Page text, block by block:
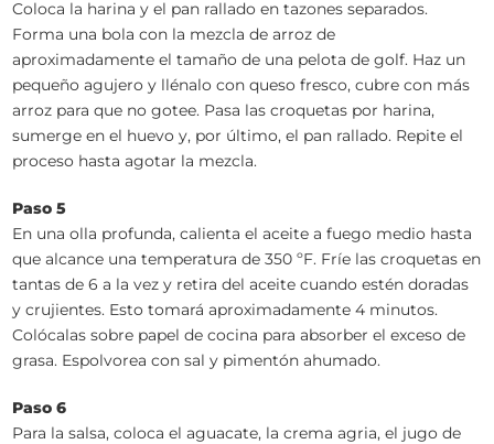
Coloca la harina y el pan rallado en tazones separados.
Forma una bola con la mezcla de arroz de
aproximadamente el tamaño de una pelota de golf. Haz un
pequeño agujero y llénalo con queso fresco, cubre con más
arroz para que no gotee. Pasa las croquetas por harina,
sumerge en el huevo y, por último, el pan rallado. Repite el
proceso hasta agotar la mezcla.
Paso 5
En una olla profunda, calienta el aceite a fuego medio hasta
que alcance una temperatura de 350 ºF. Fríe las croquetas en
tantas de 6 a la vez y retira del aceite cuando estén doradas
y crujientes. Esto tomará aproximadamente 4 minutos.
Colócalas sobre papel de cocina para absorber el exceso de
grasa. Espolvorea con sal y pimentón ahumado.
Paso 6
Para la salsa, coloca el aguacate, la crema agria, el jugo de